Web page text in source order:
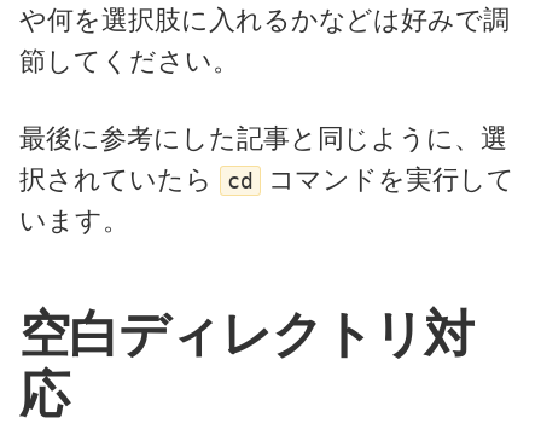
や何を選択肢に入れるかなどは好みで調
節してください。
最後に参考にした記事と同じように、選
択されていたら
cd コマンドを実行して
います。
空白ディレクトリ対
応